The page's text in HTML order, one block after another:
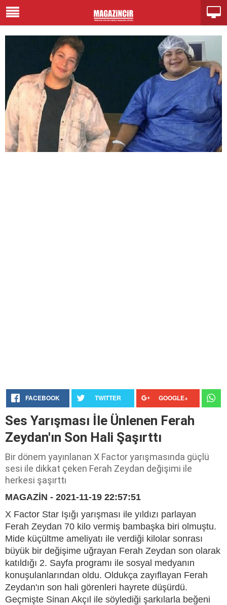
FACEBOOK TWITTER GOOGLE+
Ses Yarışması İle Ünlenen Ferah
Zeydan'ın Son Hali Şaşırttı
Bir dönem yayınlanan X Factor yarışmasında güçlü
sesi ile dikkat çeken Ferah Zeydan değişimi ile
herkesi şaşırttı
MAGAZİN - 2021-11-19 22:57:51
X Factor Star Işığı yarışması ile yıldızı parlayan
Ferah Zeydan 70 kilo vermiş bambaşka biri olmuştu.
Mide küçültme ameliyatı ile verdiği kilolar sonrası
büyük bir değişime uğrayan Ferah Zeydan son olarak
katıldığı 2. Sayfa programı ile sosyal medyanın
konuşulanlarından oldu. Oldukça zayıflayan Ferah
Zeydan'ın son hali görenleri hayrete düşürdü.
Geçmişte Sinan Akçıl ile söylediği şarkılarla beğeni